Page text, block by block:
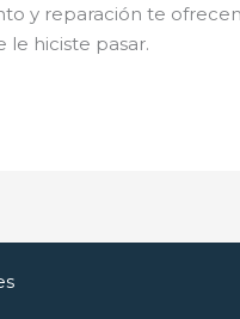
y reparación te
hiciste pasar.